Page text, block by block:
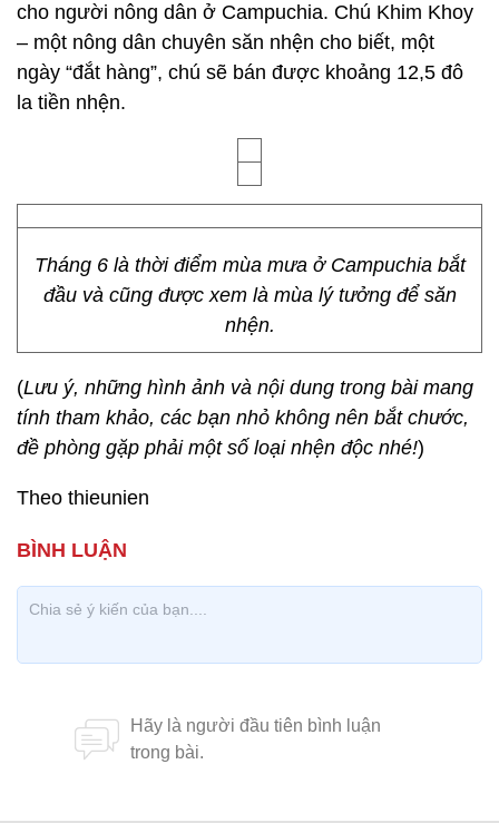
cho người nông dân ở Campuchia. Chú Khim Khoy
– một nông dân chuyên săn nhện cho biết, một
ngày “đắt hàng”, chú sẽ bán được khoảng 12,5 đô
la tiền nhện.
Tháng 6 là thời điểm mùa mưa ở Campuchia bắt
đầu và cũng được xem là mùa lý tưởng để săn
nhện.
(Lưu ý, những hình ảnh và nội dung trong bài mang
tính tham khảo, các bạn nhỏ không nên bắt chước,
đề phòng gặp phải một số loại nhện độc nhé!)
Theo thieunien